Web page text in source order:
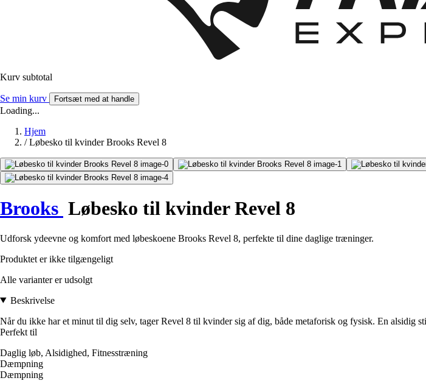
Kurv subtotal
Se min kurv Fortsæt med at handle
Loading...
Hjem
/ Løbesko til kvinder Brooks Revel 8
Brooks Løbesko til kvinder Revel 8
Udforsk ydeevne og komfort med løbeskoene Brooks Revel 8, perfekte til dine daglige træninger.
Produktet er ikke tilgængeligt
Alle varianter er udsolgt
Beskrivelse
Når du ikke har et minut til dig selv, tager Revel 8 til kvinder sig af dig, både metaforisk og fysisk. En alsidig
Perfekt til
Daglig løb, Alsidighed, Fitnesstræning
Dæmpning
Dæmpning